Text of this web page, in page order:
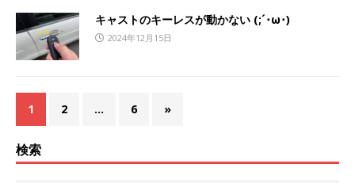
キャストのキーレスが動かない (;´･ω･)
2024年12月15日
1 2 … 6 »
検索